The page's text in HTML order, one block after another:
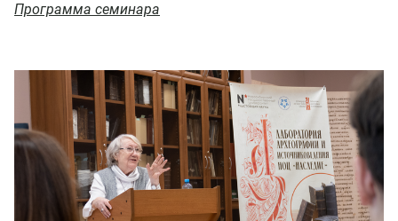
Программа семинара